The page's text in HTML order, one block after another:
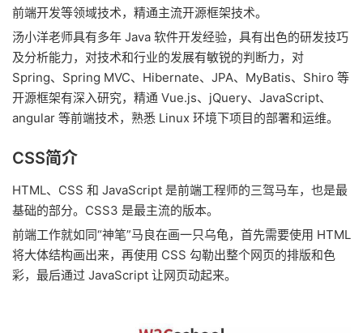
前端开发等领域技术，精通主流开源框架技术。
汤小洋老师具有多年 Java 软件开发经验，具有出色的研发技巧
及分析能力，对技术和行业的发展有敏锐的判断力，对
Spring、Spring MVC、Hibernate、JPA、MyBatis、Shiro 等
开源框架有深入研究，精通 Vue.js、jQuery、JavaScript、
angular 等前端技术，熟悉 Linux 环境下项目的部署和运维。
CSS简介
HTML、CSS 和 JavaScript 是前端工程师的三驾马车，也是最
基础的部分。CSS3 是最主流的版本。
前端工作就如同“神笔”马良在画一只乌龟，首先需要使用 HTML
将大体结构画出来，再使用 CSS 勾勒出整个网页的排版和色
彩，最后通过 JavaScript 让网页动起来。